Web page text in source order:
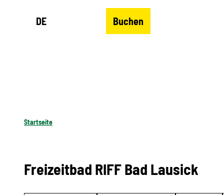
DE Buchen
Startseite
Freizeitbad RIFF Bad Lausick